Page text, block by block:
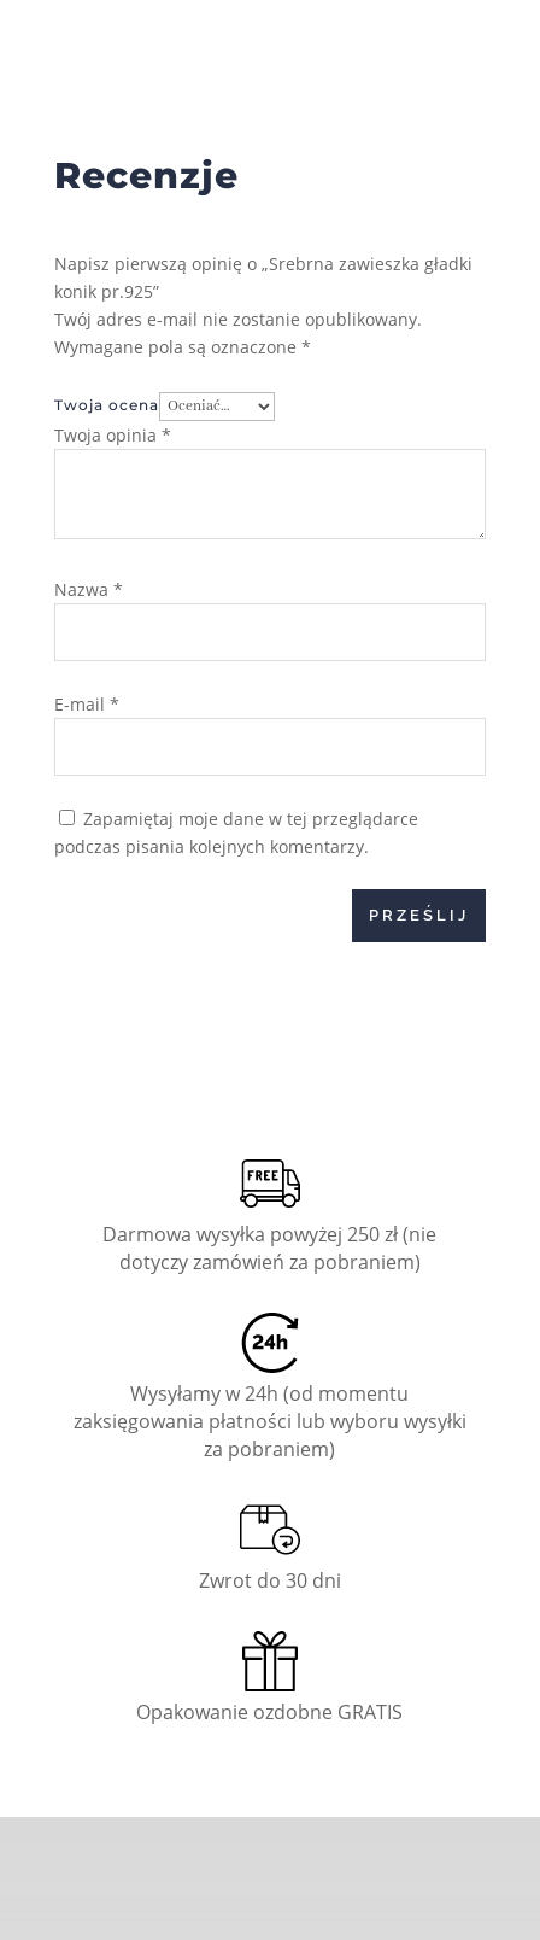
Recenzje
Napisz pierwszą opinię o „Srebrna zawieszka gładki
konik pr.925”
Twój adres e-mail nie zostanie opublikowany.
Wymagane pola są oznaczone *
Twoja ocena
Twoja opinia *
Nazwa *
E-mail *
Zapamiętaj moje dane w tej przeglądarce
podczas pisania kolejnych komentarzy.
PRZEŚLIJ
Darmowa wysyłka powyżej 250 zł (nie
dotyczy zamówień za pobraniem)
Wysyłamy w 24h (od momentu
zaksięgowania płatności lub wyboru wysyłki
za pobraniem)
Zwrot do 30 dni
Opakowanie ozdobne GRATIS